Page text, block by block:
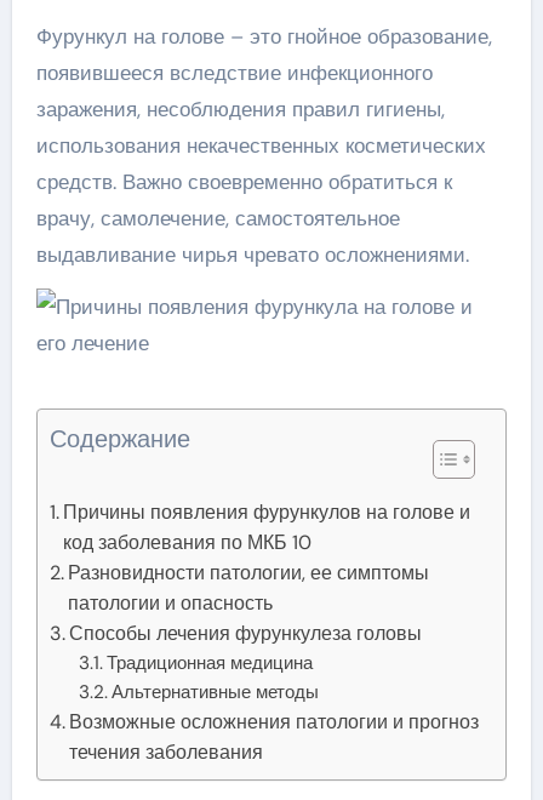
Фурункул на голове – это гнойное образование,
появившееся вследствие инфекционного
заражения, несоблюдения правил гигиены,
использования некачественных косметических
средств. Важно своевременно обратиться к
врачу, самолечение, самостоятельное
выдавливание чирья чревато осложнениями.
Содержание
Причины появления фурункулов на голове и
код заболевания по МКБ 10
Разновидности патологии, ее симптомы
патологии и опасность
Способы лечения фурункулеза головы
Традиционная медицина
Альтернативные методы
Возможные осложнения патологии и прогноз
течения заболевания